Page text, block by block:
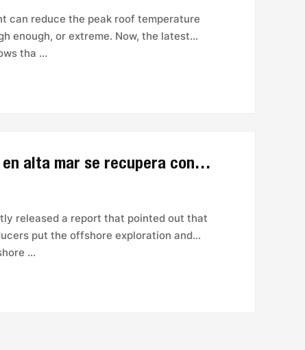
can reduce the peak roof temperature
enough, or extreme. Now, the latest
tha ...
El mercado mundial de la perforación en alta mar se recupera con fuerza
released a report that pointed out that
put the offshore exploration and
...